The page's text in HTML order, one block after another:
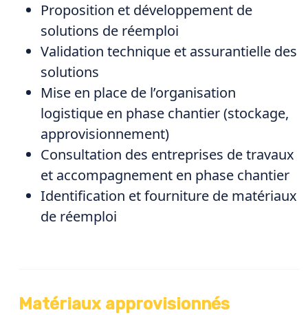
Proposition et développement de
solutions de réemploi
Validation technique et assurantielle des
solutions
Mise en place de l’organisation
logistique en phase chantier (stockage,
approvisionnement)
Consultation des entreprises de travaux
et accompagnement en phase chantier
Identification et fourniture de matériaux
de réemploi
Matériaux approvisionnés